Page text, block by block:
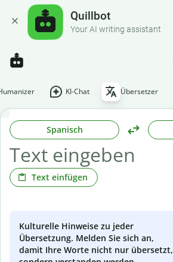
Quillbot
Your AI writing assistant
KI-Chat Übersetzer
Spanisch
Text einfügen
Kulturelle Hinweise zu jeder
Übersetzung. Melden Sie sich an,
damit Ihre Worte nicht nur übersetzt,